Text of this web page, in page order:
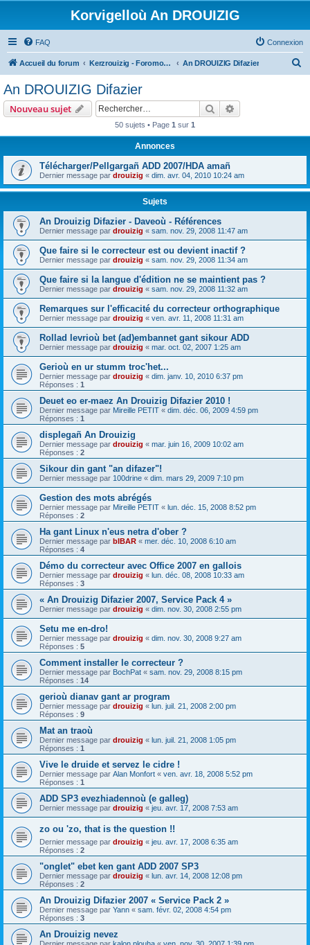
Korvigelloù An DROUIZIG
FAQ Connexion
Accueil du forum Kerzrouizig - Foromoù An Drouizig An DROUIZIG Difazier
e
r
An DROUIZIG Difazier
Nouveau sujet Rechercher
50 sujets • Page 1 sur 1
Annonces
Télécharger/Pellgargañ ADD 2007/HDA amañ
Dernier message par drouizig « dim. avr. 04, 2010 10:24 am
Sujets
An Drouizig Difazier - Daveoù - Références
Dernier message par drouizig « sam. nov. 29, 2008 11:47 am
Que faire si le correcteur est ou devient inactif ?
Dernier message par drouizig « sam. nov. 29, 2008 11:34 am
Que faire si la langue d'édition ne se maintient pas ?
Dernier message par drouizig « sam. nov. 29, 2008 11:32 am
Remarques sur l'efficacité du correcteur orthographique
Dernier message par drouizig « ven. avr. 11, 2008 11:31 am
Rollad levrioù bet (ad)embannet gant sikour ADD
Dernier message par drouizig « mar. oct. 02, 2007 1:25 am
Gerioù en ur stumm troc'het...
Dernier message par drouizig « dim. janv. 10, 2010 6:37 pm
Réponses : 1
Deuet eo er-maez An Drouizig Difazier 2010 !
Dernier message par Mireille PETIT « dim. déc. 06, 2009 4:59 pm
Réponses : 1
displegañ An Drouizig
Dernier message par drouizig « mar. juin 16, 2009 10:02 am
Réponses : 2
Sikour din gant "an difazer"!
Dernier message par 100drine « dim. mars 29, 2009 7:10 pm
Gestion des mots abrégés
Dernier message par Mireille PETIT « lun. déc. 15, 2008 8:52 pm
Réponses : 2
Ha gant Linux n'eus netra d'ober ?
Dernier message par bIBAR « mer. déc. 10, 2008 6:10 am
Réponses : 4
Démo du correcteur avec Office 2007 en gallois
Dernier message par drouizig « lun. déc. 08, 2008 10:33 am
Réponses : 3
« An Drouizig Difazier 2007, Service Pack 4 »
Dernier message par drouizig « dim. nov. 30, 2008 2:55 pm
Setu me en-dro!
Dernier message par drouizig « dim. nov. 30, 2008 9:27 am
Réponses : 5
Comment installer le correcteur ?
Dernier message par BochPat « sam. nov. 29, 2008 8:15 pm
Réponses : 14
gerioù dianav gant ar program
Dernier message par drouizig « lun. juil. 21, 2008 2:00 pm
Réponses : 9
Mat an traoù
Dernier message par drouizig « lun. juil. 21, 2008 1:05 pm
Réponses : 1
Vive le druide et servez le cidre !
Dernier message par Alan Monfort « ven. avr. 18, 2008 5:52 pm
Réponses : 1
ADD SP3 evezhiadennoù (e galleg)
Dernier message par drouizig « jeu. avr. 17, 2008 7:53 am
zo ou 'zo, that is the question !!
Dernier message par drouizig « jeu. avr. 17, 2008 6:35 am
Réponses : 2
"onglet" ebet ken gant ADD 2007 SP3
Dernier message par drouizig « lun. avr. 14, 2008 12:08 pm
Réponses : 2
An Drouizig Difazier 2007 « Service Pack 2 »
Dernier message par Yann « sam. févr. 02, 2008 4:54 pm
Réponses : 3
An Drouizig nevez